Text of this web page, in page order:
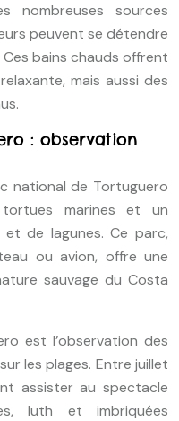
sources
peuvent se détendre
bains chauds offrent
mais aussi des
: observation
national de Tortuguero
marines et un
de lagunes. Ce parc,
ou avion, offre une
sauvage du Costa
est l’observation des
les plages. Entre juillet
assister au spectacle
luth et imbriquées